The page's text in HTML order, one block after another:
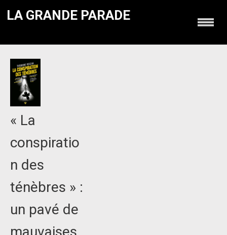
LA GRANDE PARADE
« La
conspiratio
n des
ténèbres » :
un pavé de
mauvaises